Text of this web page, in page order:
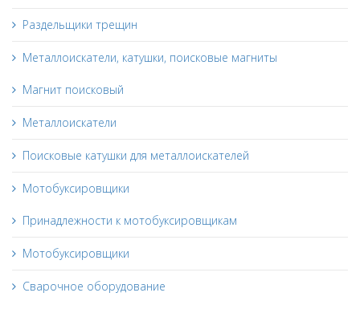
Раздельщики трещин
Металлоискатели, катушки, поисковые магниты
Магнит поисковый
Металлоискатели
Поисковые катушки для металлоискателей
Мотобуксировщики
Принадлежности к мотобуксировщикам
Мотобуксировщики
Сварочное оборудование